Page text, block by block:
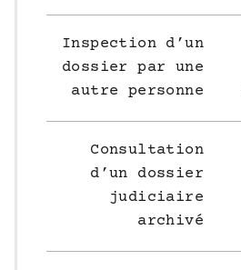
Inspection d’un
dossier par une
autre personne
Consultation
d’un dossier
judiciaire
archivé